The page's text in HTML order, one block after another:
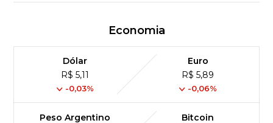
Economia
Dólar
R$ 5,11
-0,03%
Euro
R$ 5,89
-0,06%
Peso Argentino
Bitcoin